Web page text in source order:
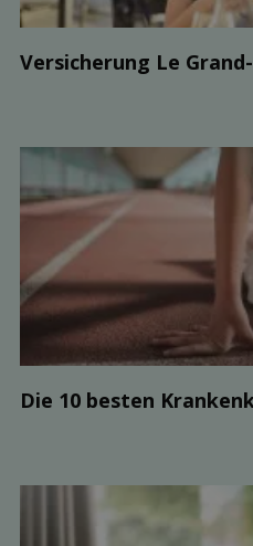
Ver­sicherung Le
Die 10 besten